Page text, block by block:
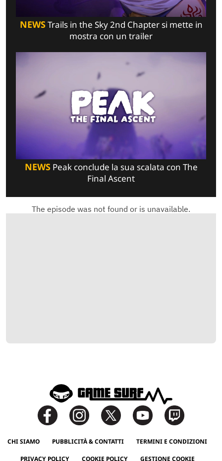
NEWSTrails in the Sky 2nd Chapter si mette in
mostra con un trailer
NEWSPeak conclude la sua scalata con The
Final Ascent
CHI SIAMO PUBBLICITÀ & CONTATTI TERMINI E CONDIZIONI
PRIVACY POLICY COOKIE POLICY GESTIONE COOKIE